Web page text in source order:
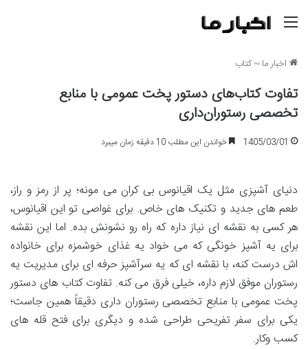
اخبار ما~کتاب
تفاوت کتاب‌های دستور پخت عمومی با منابع
تخصصی رستوران‌داری
1405/03/01 خواندن این مطلب 10 دقیقه زمان میبرد
دنیای آشپزی مثل یک اقیانوس بی کران می مونه؛ پر از رمز و راز،
طعم های جدید و تکنیک های خاص. برای غواصی تو این اقیانوس،
هر کسی به نقشه ای نیاز داره که راه رو نشونش بده. اما این نقشه
برای یه آشپز خونگی که می خواد یه غذای خوشمزه برای خانواده
اش درست کنه، با نقشه ای که یه سرآشپز حرفه ای برای مدیریت یه
رستوران موفق لازم داره، خیلی فرق می کنه. تفاوت کتاب های دستور
پخت عمومی با منابع تخصصی رستوران داری دقیقاً همین جاست؛
یکی برای سفر تفریحی طراحی شده و دیگری برای فتح قله های
کسب وکار.